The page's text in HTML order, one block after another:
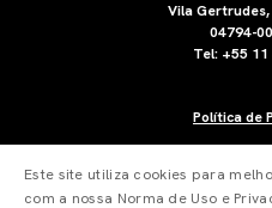
Vila Gertrudes,
04794-
Tel: +55
Política de
Este site utiliza cookies para
com a nossa Norma de Uso e